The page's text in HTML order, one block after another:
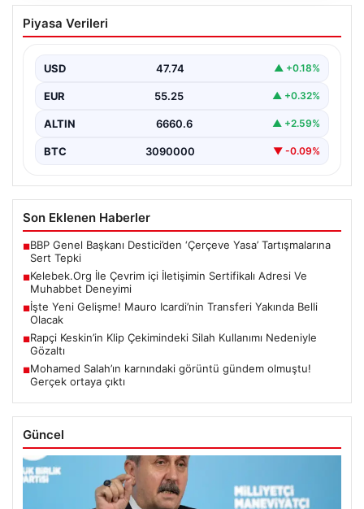
Kelebek.Org İle Çevrim içi İletişimin
Sertifikalı Adresi Ve Muhabbet
Sanal ortamında insanların kaliteli bir biçimde bağlantı
birçok…
Piyasa Verileri
USD 47.74 ▲ +0.18%
EUR 55.25 ▲ +0.32%
ALTIN 6660.6 ▲ +2.59%
BTC 3090000 ▼ -0.09%
Son Eklenen Haberler
■BBP Genel Başkanı Destici’den ‘Çerçeve Yasa’ Tartışmalarına
Sert Tepki
■Kelebek.Org İle Çevrim içi İletişimin Sertifikalı Adresi Ve
Muhabbet Deneyimi
■İşte Yeni Gelişme! Mauro Icardi’nin Transferi Yakında Belli
Olacak
■Rapçi Keskin’in Klip Çekimindeki Silah Kullanımı Nedeniyle
Gözaltı
■Mohamed Salah’ın karnındaki görüntü gündem olmuştu!
Gerçek ortaya çıktı
Güncel